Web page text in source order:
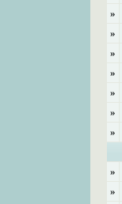
»
»
»
»
»
»
»
»
»